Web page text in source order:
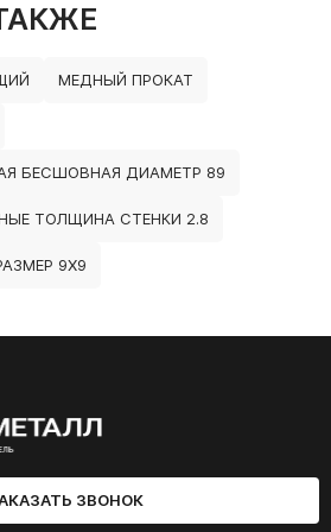
МЕДНЫЙ ПРОКАТ
БЕСШОВНАЯ ДИАМЕТР 89
ТОЛЩИНА СТЕНКИ 2.8
9Х9
ЗВОНОК